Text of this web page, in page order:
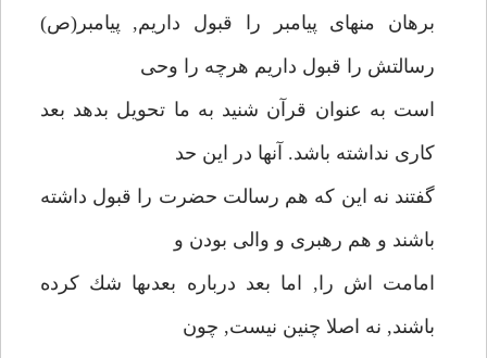
برهان منهاى پيامبر را قبول داريم, پيامبر(ص)
رسالتش را قبول داريم هرچه را وحى
است به عنوان قرآن شنيد به ما تحويل بدهد بعد
كارى نداشته باشد. آنها در اين حد
گفتند نه اين كه هم رسالت حضرت را قبول داشته
باشند و هم رهبرى و والى بودن و
امامت اش را, اما بعد درباره بعدىها شك كرده
باشند, نه اصلا چنين نيست, چون